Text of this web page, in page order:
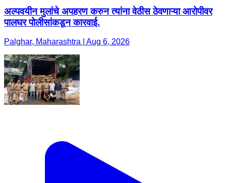
अल्पवयीन मुलांचे अपहरण करुन त्यांना वेठीस ठेवणाऱ्या आरोपीवर
पालघर पोलीसांकडून कारवाई.
Palghar, Maharashtra | Aug 6, 2026